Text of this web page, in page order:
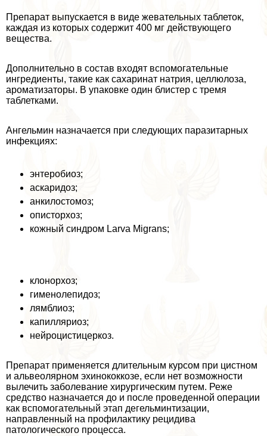
Препарат выпускается в виде жевательных таблеток,
каждая из которых содержит 400 мг действующего
вещества.
Дополнительно в состав входят вспомогательные
ингредиенты, такие как сахаринат натрия, целлюлоза,
ароматизаторы. В упаковке один блистер с тремя
таблетками.
Ангельмин назначается при следующих паразитарных
инфекциях:
энтеробиоз;
аскаридоз;
анкилостомоз;
описторхоз;
кожный синдром Larva Migrans;
клонорхоз;
гименолепидоз;
лямблиоз;
капилляриоз;
нейроцистицеркоз.
Препарат применяется длительным курсом при цистном
и альвеолярном эхинококкозе, если нет возможности
вылечить заболевание хирургическим путем. Реже
средство назначается до и после проведенной операции
как вспомогательный этап дегельминтизации,
направленный на профилактику рецидива
патологического процесса.